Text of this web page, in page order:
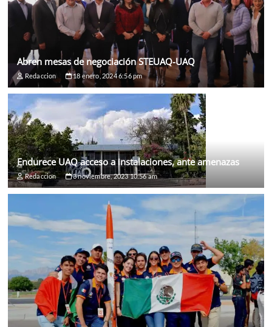
Abren mesas de negociación STEUAQ-UAQ
Redaccion 18 enero, 2024 6:56 pm
Endurece UAQ acceso a instalaciones, ante amenazas
Redaccion 3 noviembre, 2023 10:56 am